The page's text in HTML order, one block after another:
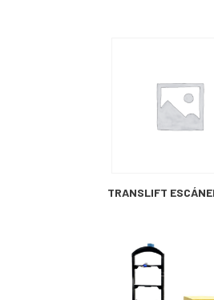
TRANSLIFT